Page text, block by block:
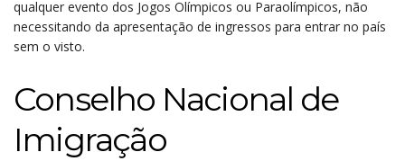
qualquer evento dos Jogos Olímpicos ou Paraolímpicos, não
necessitando da apresentação de ingressos para entrar no país
sem o visto.
Conselho Nacional de
Imigração